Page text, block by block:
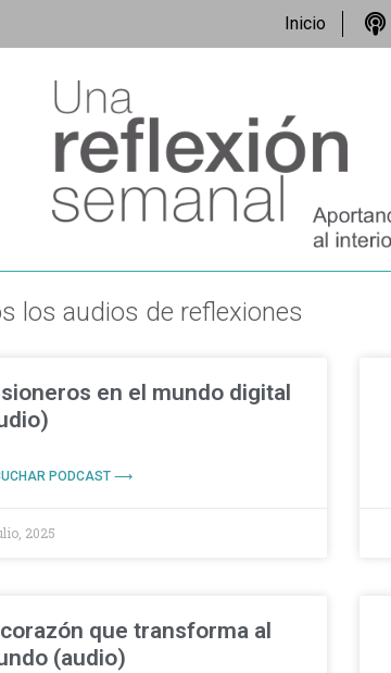
Inicio
los audios de reflexiones
en el mundo digital
PODCAST ⟶
2025
que transforma al
(audio)